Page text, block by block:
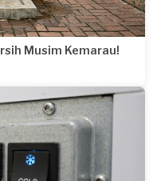
Musim Kemarau!